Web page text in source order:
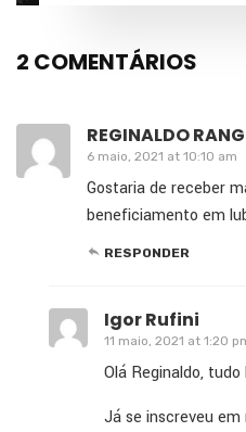
2 COMENTÁRIOS
REGINALDO
6 maio, 2021 at 10:10 am
Gostaria de receber
beneficiamento em
RESPONDER
Igor Rufini
11 maio, 2021 at 1:20
Olá Reginaldo, tudo
Já se inscreveu